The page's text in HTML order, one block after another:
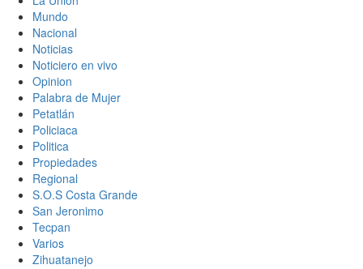
Mundo
Nacional
Noticias
Noticiero en vivo
Opinion
Palabra de Mujer
Petatlán
Policiaca
Politica
Propiedades
Regional
S.O.S Costa Grande
San Jeronimo
Tecpan
Varios
Zihuatanejo